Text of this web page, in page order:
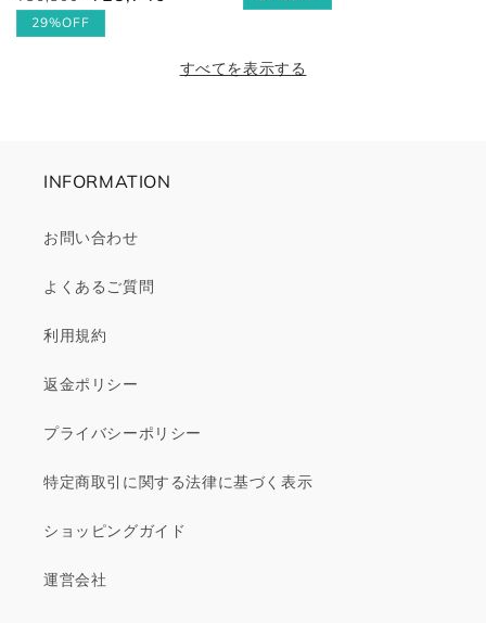
常
ー29%OFF
格
すべてを表示する
INFORMATION
お問い合わせ
よくあるご質問
利用規約
返金ポリシー
プライバシーポリシー
特定商取引に関する法律に基づく表示
ショッピングガイド
運営会社